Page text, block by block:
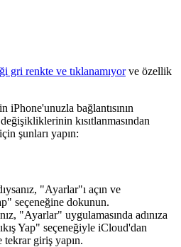
gri renkte ve tıklanamıyorve özellik
bağlantısının
kısıtlanmasından
şunları yapın:
"Ayarlar"ı açın ve
seçeneğine dokunun.
"Ayarlar" uygulamasında adınıza
Yap" seçeneğiyle iCloud'dan
tekrar giriş yapın.